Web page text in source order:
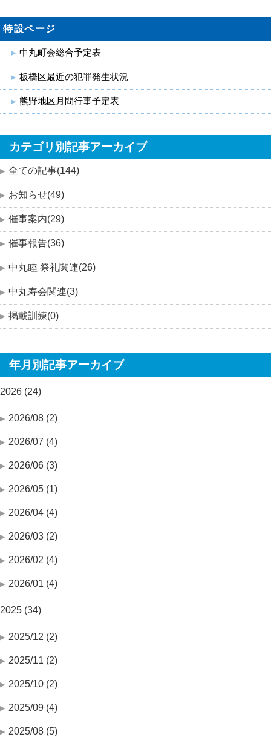
特設ページ
中丸町会総合予定表
板橋区最近の犯罪発生状況
熊野地区月間行事予定表
カテゴリ別記事アーカイブ
全ての記事(144)
お知らせ(49)
催事案内(29)
催事報告(36)
中丸睦 祭礼関連(26)
中丸寿会関連(3)
掲載訓練(0)
年月別記事アーカイブ
2026 (24)
2026/08 (2)
2026/07 (4)
2026/06 (3)
2026/05 (1)
2026/04 (4)
2026/03 (2)
2026/02 (4)
2026/01 (4)
2025 (34)
2025/12 (2)
2025/11 (2)
2025/10 (2)
2025/09 (4)
2025/08 (5)